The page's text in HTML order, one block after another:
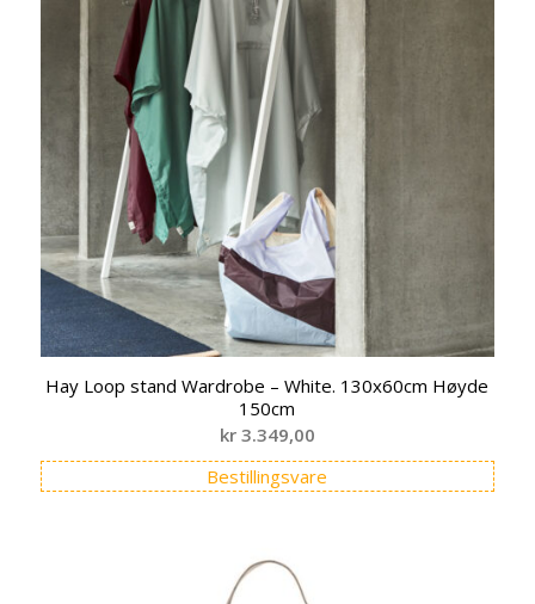
Hay Loop stand Wardrobe – White. 130x60cm Høyde
150cm
kr3.349,00
Bestillingsvare